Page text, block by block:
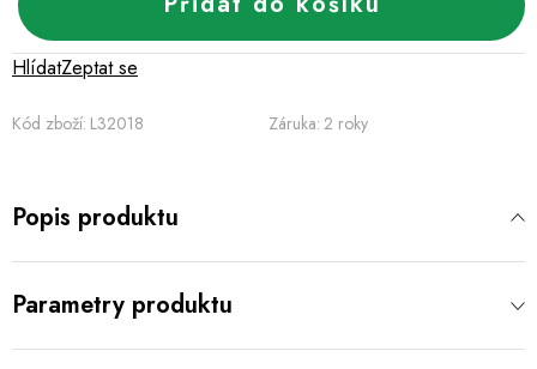
Kód zboží: L32018 Záruka: 2 roky
Zeptat se
Hlídat
Popis produktu
Parametry produktu